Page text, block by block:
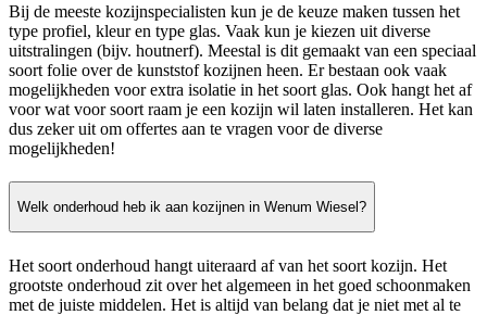
Bij de meeste kozijnspecialisten kun je de keuze maken tussen het
type profiel, kleur en type glas. Vaak kun je kiezen uit diverse
uitstralingen (bijv. houtnerf). Meestal is dit gemaakt van een speciaal
soort folie over de kunststof kozijnen heen. Er bestaan ook vaak
mogelijkheden voor extra isolatie in het soort glas. Ook hangt het af
voor wat voor soort raam je een kozijn wil laten installeren. Het kan
dus zeker uit om offertes aan te vragen voor de diverse
mogelijkheden!
Welk onderhoud heb ik aan kozijnen in Wenum Wiesel?
Het soort onderhoud hangt uiteraard af van het soort kozijn. Het
grootste onderhoud zit over het algemeen in het goed schoonmaken
met de juiste middelen. Het is altijd van belang dat je niet met al te